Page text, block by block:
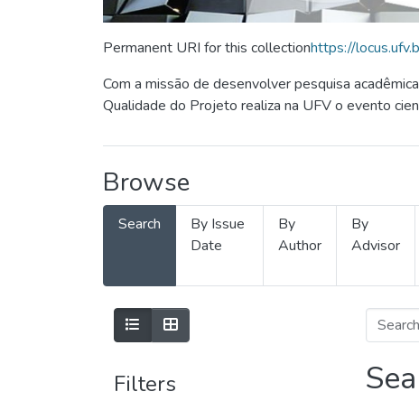
Permanent URI for this collectionhttps://
Com a missão de desenvolver pesquisa
Qualidade do Projeto realiza na UFV o evento
Browse
Search
By Issue
Date
By
Author
By
Advisor
Filters